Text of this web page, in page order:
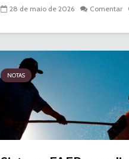
28 de maio de 2026 Comentar
NOTAS